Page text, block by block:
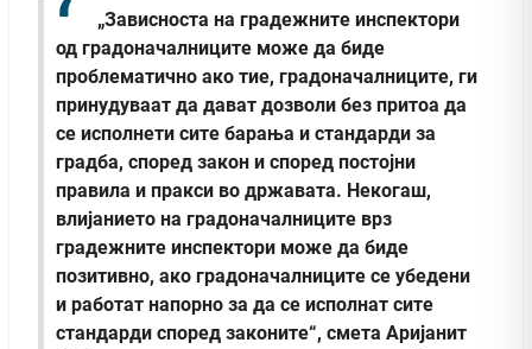
„Зависноста на градежните инспектори
од градоначалниците може да биде
проблематично ако тие, градоначалниците, ги
принудуваат да дават дозволи без притоа да
се исполнети сите барања и стандарди за
градба, според закон и според постојни
правила и пракси во државата. Некогаш,
влијанието на градоначалниците врз
градежните инспектори може да биде
позитивно, ако градоначалниците се убедени
и работат напорно за да се исполнат сите
стандарди според законите“, смета Аријанит